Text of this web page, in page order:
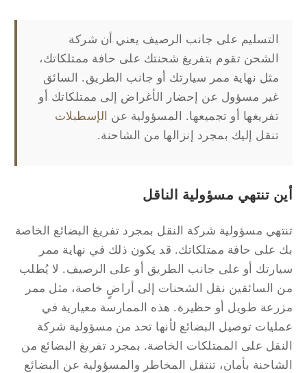
التسليم على جانب الرصيف يعني أن شركة
الشحن تقوم بتفريغ شحنتك على حافة ممتلكاتك،
مثل نهاية ممر سيارتك أو جانب الطريق. السائق
غير مسؤول عن إحضار الأغراض إلى ممتلكاتك أو
تفريغها أو تجميعها. المسؤولية عن الإسطبلات
تنقل إليك بمجرد إنزالها من الشاحنة.
تنتهي مسؤولية الناقل
مسؤولية شركة النقل بمجرد تفريغ البضائع الخاصة
على حافة ممتلكاتك. قد يكون ذلك في نهاية ممر
أو على جانب الطريق أو على الرصيف. لا يُطلب
السائقين نقل الشحنات إلى أراضٍ خاصة، مثل ممر
طويل أو حظيرة. هذه الممارسة معيارية في
توصيل البضائع لأنها تحد من مسؤولية شركة
على الممتلكات الخاصة. بمجرد تفريغ البضائع من
بأمان، تنتقل المخاطر والمسؤولية عن البضائع